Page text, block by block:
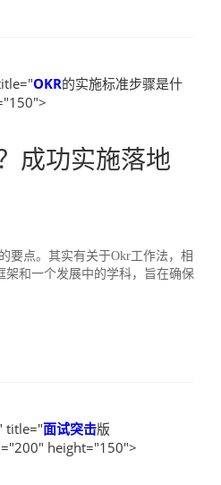
OKR的实施标准步骤是什
成功实施落地
要点。其实有关于Okr工作法，相
架和一个发展中的学科，旨在确保
title="面试突击版
height="150">